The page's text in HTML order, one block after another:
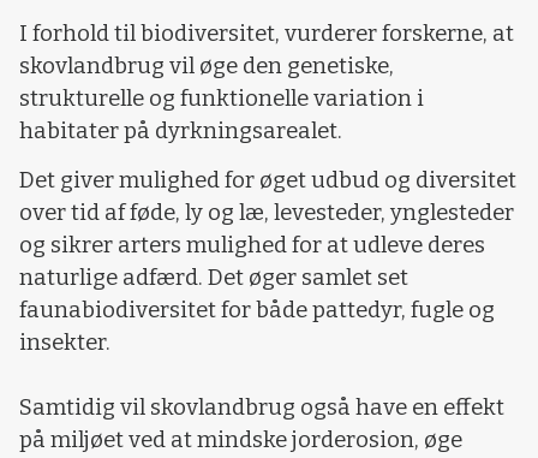
I forhold til biodiversitet, vurderer forskerne, at
skovlandbrug vil øge den genetiske,
strukturelle og funktionelle variation i
habitater på dyrkningsarealet.
Det giver mulighed for øget udbud og diversitet
over tid af føde, ly og læ, levesteder, ynglesteder
og sikrer arters mulighed for at udleve deres
naturlige adfærd. Det øger samlet set
faunabiodiversitet for både pattedyr, fugle og
insekter.
Samtidig vil skovlandbrug også have en effekt
på miljøet ved at mindske jorderosion, øge